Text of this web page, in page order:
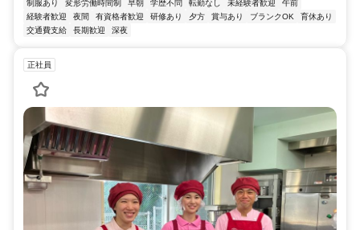
制服あり 変形労働時間制 早朝 学歴不問 転勤なし 未経験者歓迎
午前
経験者歓迎
夜間 有資格者歓迎 研修あり 夕方 賞与あり ブランクOK
育休あり
交通費支給
長期歓迎 深夜
正社員